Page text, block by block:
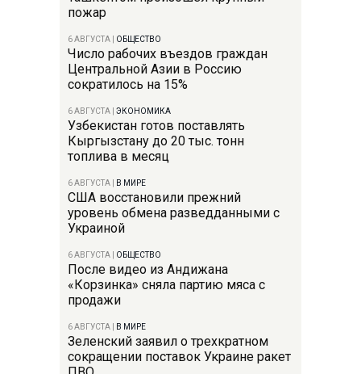
пожар
6 АВГУСТА ОБЩЕСТВО
Число рабочих въездов граждан
Центральной Азии в Россию
сократилось на 15%
6 АВГУСТА ЭКОНОМИКА
Узбекистан готов поставлять
Кыргызстану до 20 тыс. тонн
топлива в месяц
6 АВГУСТА В МИРЕ
США восстановили прежний
уровень обмена разведданными с
Украиной
6 АВГУСТА ОБЩЕСТВО
После видео из Андижана
«Корзинка» сняла партию мяса с
продажи
6 АВГУСТА В МИРЕ
Зеленский заявил о трехкратном
сокращении поставок Украине ракет